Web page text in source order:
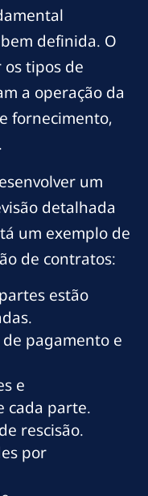
definida. O
tipos de
a operação da
fornecimento,
um
detalhada
um exemplo de
de contratos:
estão
pagamento e
e
cada parte.
rescisão.
por